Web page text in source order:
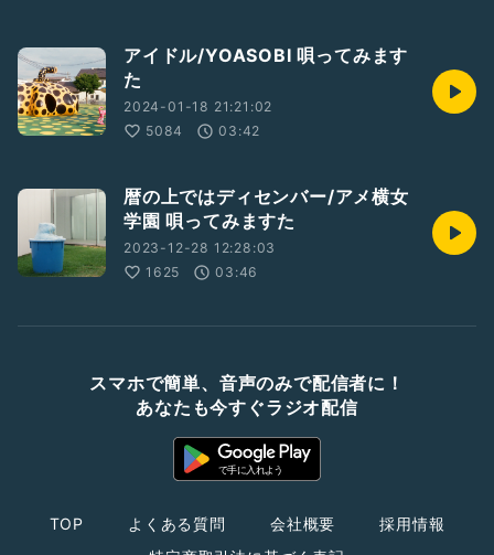
アイドル/YOASOBI 唄ってみます
た
2024-01-18 21:21:02
5084
03:42
暦の上ではディセンバー/アメ横女
学園 唄ってみますた
2023-12-28 12:28:03
1625
03:46
スマホで簡単、音声のみで配信者に！
あなたも今すぐラジオ配信
TOP よくある質問 会社概要
採用情報